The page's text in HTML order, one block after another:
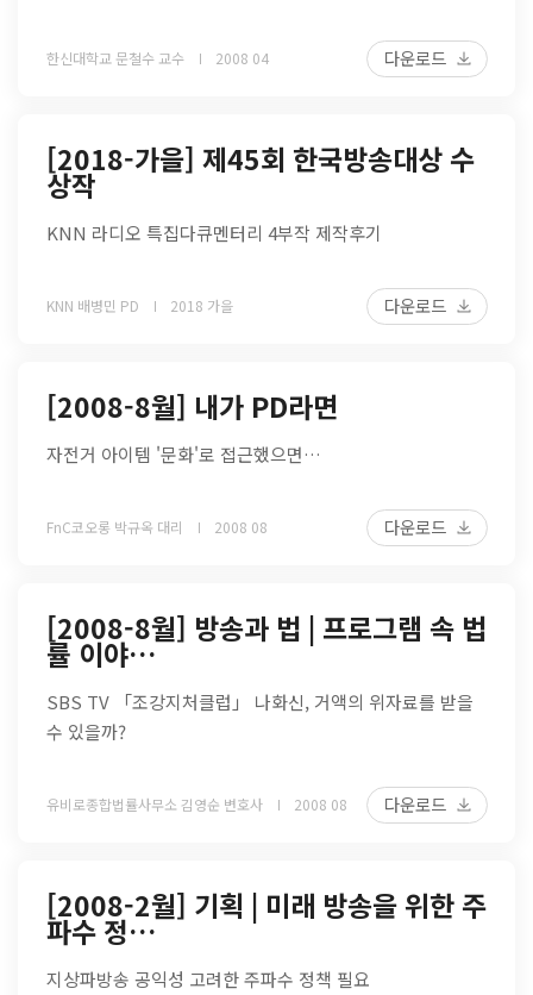
한신대학교 문철수 교수 2008 04 다운로드
[2018-가을] 제45회 한국방송대상 수
상작
KNN 라디오 특집다큐멘터리 4부작 제작후기
KNN 배병민 PD 2018 가을 다운로드
[2008-8월] 내가 PD라면
자전거 아이템 '문화'로 접근했으면…
FnC코오롱 박규옥 대리 2008 08 다운로드
[2008-8월] 방송과 법 | 프로그램 속 법
률 이야…
SBS TV 「조강지처클럽」 나화신, 거액의 위자료를 받을
수 있을까?
유비로종합법률사무소 김영순 변호사 2008 08 다운로드
[2008-2월] 기획 | 미래 방송을 위한 주
파수 정…
지상파방송 공익성 고려한 주파수 정책 필요